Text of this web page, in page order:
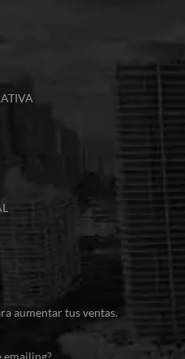
aumentar tus ventas.
emailing?